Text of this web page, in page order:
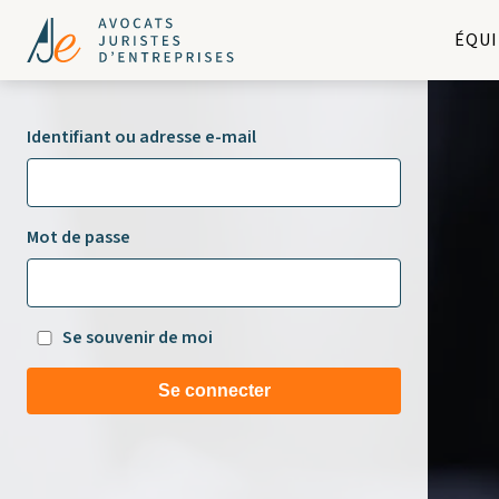
Identifiant ou adresse e-mail
Mot de passe
Se souvenir de moi